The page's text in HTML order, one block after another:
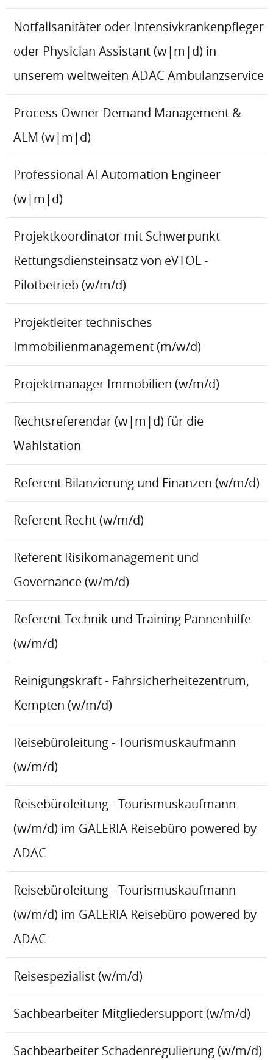
Notfallsanitäter oder Intensivkrankenpfleger
oder Physician Assistant (w|m|d) in
unserem weltweiten ADAC Ambulanzservice
Process Owner Demand Management &
ALM (w|m|d)
Professional AI Automation Engineer
(w|m|d)
Projektkoordinator mit Schwerpunkt
Rettungsdiensteinsatz von eVTOL -
Pilotbetrieb (w/m/d)
Projektleiter technisches
Immobilienmanagement (m/w/d)
Projektmanager Immobilien (w/m/d)
Rechtsreferendar (w|m|d) für die
Wahlstation
Referent Bilanzierung und Finanzen (w/m/d)
Referent Recht (w/m/d)
Referent Risikomanagement und
Governance (w/m/d)
Referent Technik und Training Pannenhilfe
(w/m/d)
Reinigungskraft - Fahrsicherheitezentrum,
Kempten (w/m/d)
Reisebüroleitung - Tourismuskaufmann
(w/m/d)
Reisebüroleitung - Tourismuskaufmann
(w/m/d) im GALERIA Reisebüro powered by
ADAC
Reisebüroleitung - Tourismuskaufmann
(w/m/d) im GALERIA Reisebüro powered by
ADAC
Reisespezialist (w/m/d)
Sachbearbeiter Mitgliedersupport (w/m/d)
Sachbearbeiter Schadenregulierung (w/m/d)